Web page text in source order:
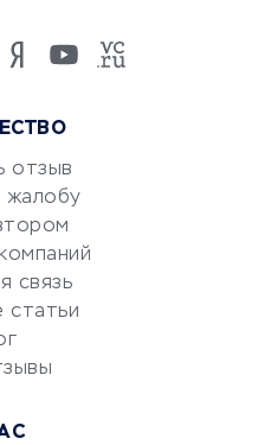
отзыв
жалобу
связь
статьи